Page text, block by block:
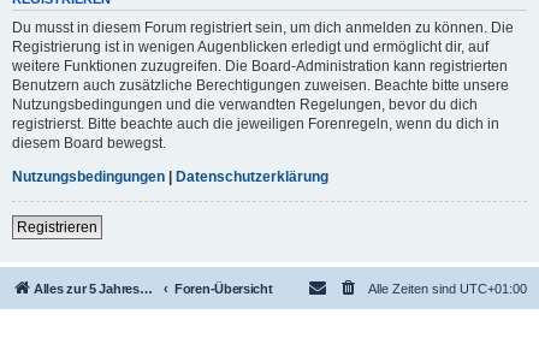
Du musst in diesem Forum registriert sein, um dich anmelden zu können. Die
Registrierung ist in wenigen Augenblicken erledigt und ermöglicht dir, auf
weitere Funktionen zuzugreifen. Die Board-Administration kann registrierten
Benutzern auch zusätzliche Berechtigungen zuweisen. Beachte bitte unsere
Nutzungsbedingungen und die verwandten Regelungen, bevor du dich
registrierst. Bitte beachte auch die jeweiligen Forenregeln, wenn du dich in
diesem Board bewegst.
Nutzungsbedingungen | Datenschutzerklärung
Registrieren
Alles zur 5 Jahreswertung / Tabelle der UEFA mit vielen Statistiken. Foren-Übersicht Alle Zeiten sind UTC+01:00